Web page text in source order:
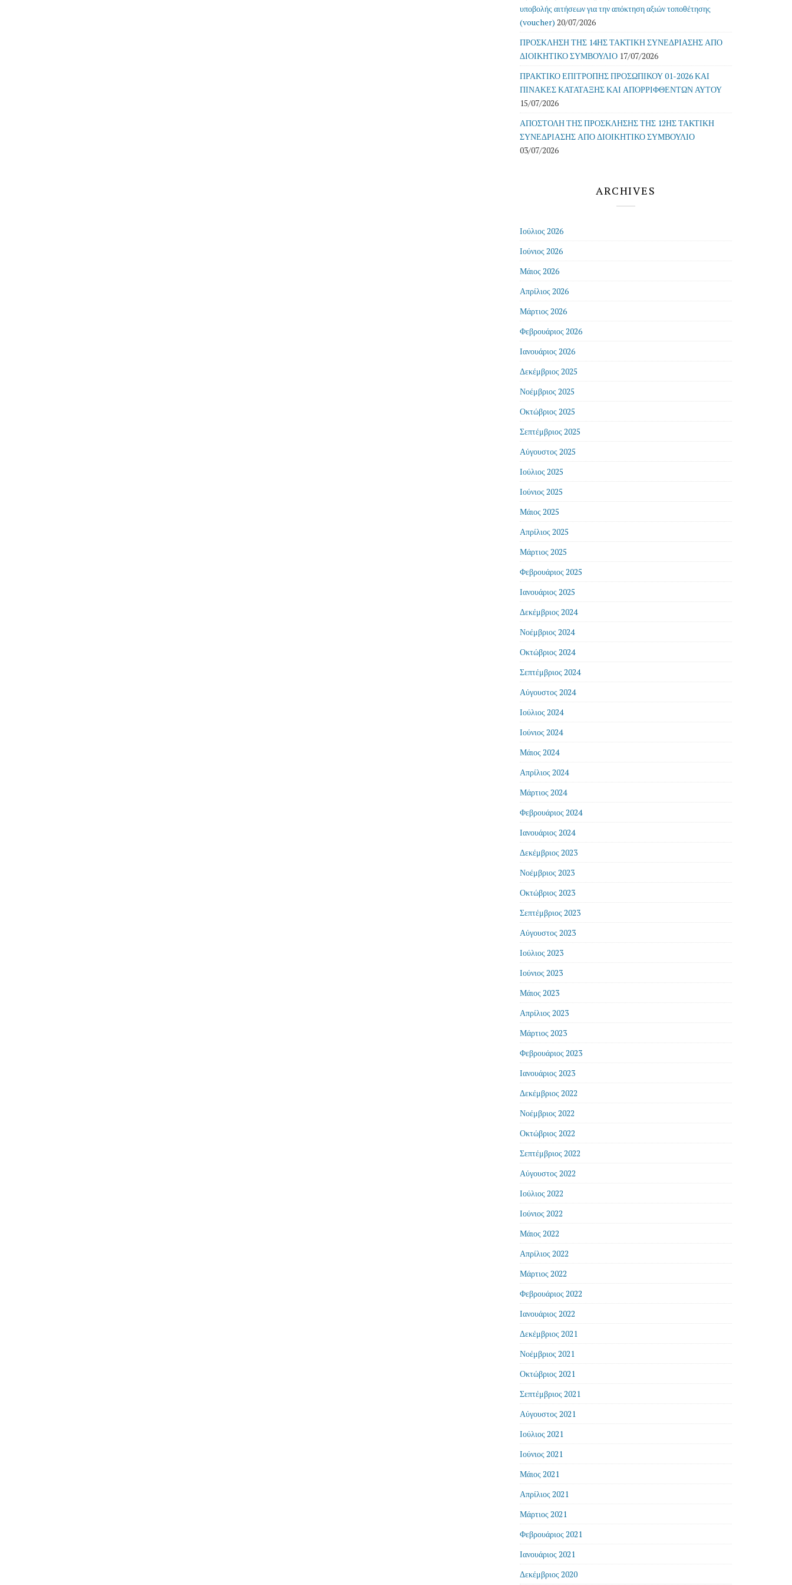
υποβολής αιτήσεων για την απόκτηση αξιών τοποθέτησης
(voucher) 20/07/2026
ΠΡΟΣΚΛΗΣΗ ΤΗΣ 14ΗΣ ΤΑΚΤΙΚΗ ΣΥΝΕΔΡΙΑΣΗΣ ΑΠΟ
ΔΙΟΙΚΗΤΙΚΟ ΣΥΜΒΟΥΛΙΟ 17/07/2026
ΠΡΑΚΤΙΚΟ ΕΠΙΤΡΟΠΗΣ ΠΡΟΣΩΠΙΚΟΥ 01-2026 ΚΑΙ
ΠΙΝΑΚΕΣ ΚΑΤΑΤΑΞΗΣ ΚΑΙ ΑΠΟΡΡΙΦΘΕΝΤΩΝ ΑΥΤΟΥ
15/07/2026
ΑΠΟΣΤΟΛΗ ΤΗΣ ΠΡΟΣΚΛΗΣΗΣ ΤΗΣ 12ΗΣ ΤΑΚΤΙΚΗ
ΣΥΝΕΔΡΙΑΣΗΣ ΑΠΟ ΔΙΟΙΚΗΤΙΚΟ ΣΥΜΒΟΥΛΙΟ
03/07/2026
ARCHIVES
Ιούλιος 2026
Ιούνιος 2026
Μάιος 2026
Απρίλιος 2026
Μάρτιος 2026
Φεβρουάριος 2026
Ιανουάριος 2026
Δεκέμβριος 2025
Νοέμβριος 2025
Οκτώβριος 2025
Σεπτέμβριος 2025
Αύγουστος 2025
Ιούλιος 2025
Ιούνιος 2025
Μάιος 2025
Απρίλιος 2025
Μάρτιος 2025
Φεβρουάριος 2025
Ιανουάριος 2025
Δεκέμβριος 2024
Νοέμβριος 2024
Οκτώβριος 2024
Σεπτέμβριος 2024
Αύγουστος 2024
Ιούλιος 2024
Ιούνιος 2024
Μάιος 2024
Απρίλιος 2024
Μάρτιος 2024
Φεβρουάριος 2024
Ιανουάριος 2024
Δεκέμβριος 2023
Νοέμβριος 2023
Οκτώβριος 2023
Σεπτέμβριος 2023
Αύγουστος 2023
Ιούλιος 2023
Ιούνιος 2023
Μάιος 2023
Απρίλιος 2023
Μάρτιος 2023
Φεβρουάριος 2023
Ιανουάριος 2023
Δεκέμβριος 2022
Νοέμβριος 2022
Οκτώβριος 2022
Σεπτέμβριος 2022
Αύγουστος 2022
Ιούλιος 2022
Ιούνιος 2022
Μάιος 2022
Απρίλιος 2022
Μάρτιος 2022
Φεβρουάριος 2022
Ιανουάριος 2022
Δεκέμβριος 2021
Νοέμβριος 2021
Οκτώβριος 2021
Σεπτέμβριος 2021
Αύγουστος 2021
Ιούλιος 2021
Ιούνιος 2021
Μάιος 2021
Απρίλιος 2021
Μάρτιος 2021
Φεβρουάριος 2021
Ιανουάριος 2021
Δεκέμβριος 2020